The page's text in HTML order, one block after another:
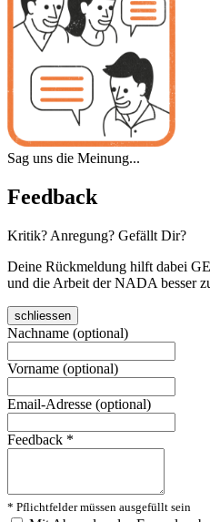
Sag uns die Meinung...
Feedback
Kritik? Anregung? Gefällt Dir?
Deine Rückmeldung hilft dabei
und die Arbeit der NADA besser
schliessen
Nachname (optional)
Vorname (optional)
Email-Adresse (optional)
Feedback *
* Pflichtfelder müssen ausgefüllt sein